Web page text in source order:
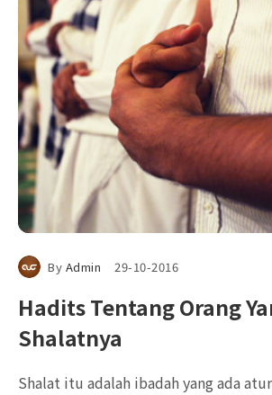
By Admin 29-10-2016
Hadits Tentang Orang
Shalatnya
Shalat itu adalah ibadah yang ada